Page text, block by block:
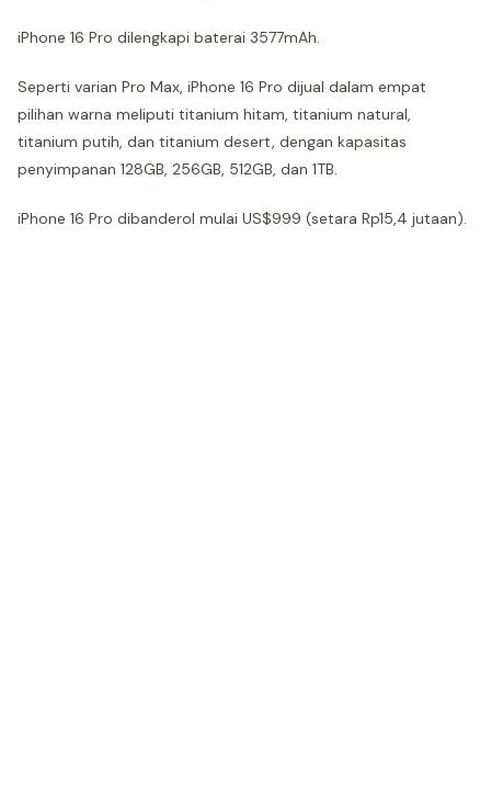
iPhone 16 Pro dilengkapi baterai 3577mAh.
Seperti varian Pro Max, iPhone 16 Pro dijual dalam empat
pilihan warna meliputi titanium hitam, titanium natural,
titanium putih, dan titanium desert, dengan kapasitas
penyimpanan 128GB, 256GB, 512GB, dan 1TB.
iPhone 16 Pro dibanderol mulai US$999 (setara Rp15,4 jutaan).